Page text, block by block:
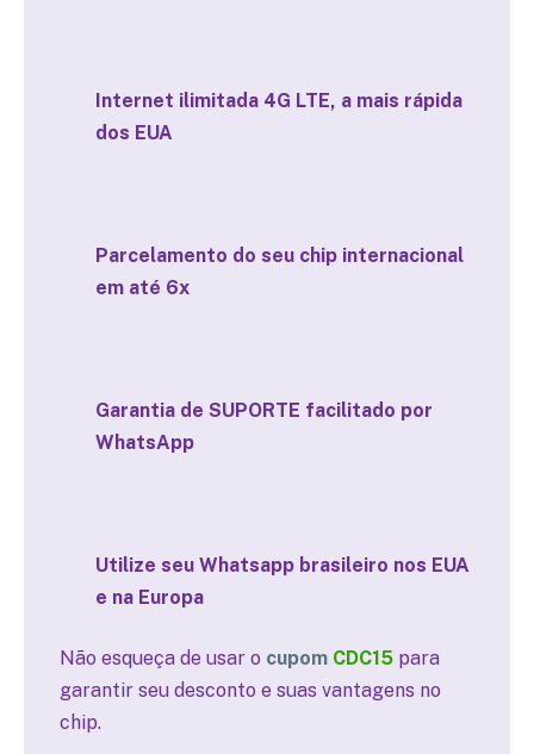
Internet ilimitada 4G LTE, a mais rápida
dos EUA
Parcelamento do seu chip internacional
em até 6x
Garantia de SUPORTE facilitado por
WhatsApp
Utilize seu Whatsapp brasileiro nos EUA
e na Europa
Não esqueça de usar o cupom CDC15 para
garantir seu desconto e suas vantagens no
chip.